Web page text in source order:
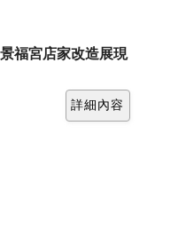
福宮店家改造展現
詳細內容